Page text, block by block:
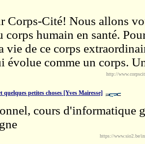
Corps-Cité! Nous allons
corps humain en santé.
vie de ce corps
évolue comme un corps.
http://
petites choses [Yves Mairesse]
cours d'informatique
https://www.sio2.be/